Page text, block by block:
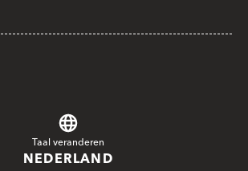
Taal veranderen
NEDERLAND